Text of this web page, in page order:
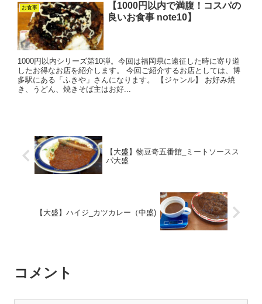
お食事
【1000円以内で満腹！コスパの
良いお食事 note10】
1000円以内シリーズ第10弾。今回は福岡県に遠征した時に寄り道
したお得なお店を紹介します。 今回ご紹介するお店としては、博
多駅にある「ふきや」さんになります。 【ジャンル】 お好み焼
き、うどん、焼きそば主はお好...
【大盛】物豆奇五番館_ミートソースス
パ大盛
【大盛】ハイジ_カツカレー（中盛)
コメント